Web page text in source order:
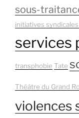
sous-
initiatives
services
transphobie Tate
Théâtre du Grand
violences